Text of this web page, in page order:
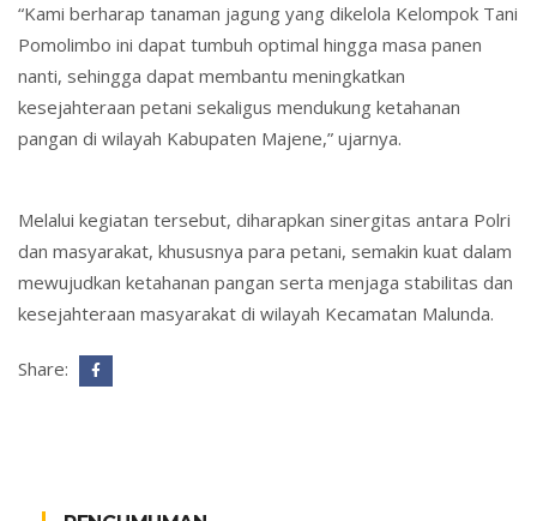
“Kami berharap tanaman jagung yang dikelola Kelompok Tani
Pomolimbo ini dapat tumbuh optimal hingga masa panen
nanti, sehingga dapat membantu meningkatkan
kesejahteraan petani sekaligus mendukung ketahanan
pangan di wilayah Kabupaten Majene,” ujarnya.
Melalui kegiatan tersebut, diharapkan sinergitas antara Polri
dan masyarakat, khususnya para petani, semakin kuat dalam
mewujudkan ketahanan pangan serta menjaga stabilitas dan
kesejahteraan masyarakat di wilayah Kecamatan Malunda.
Share: